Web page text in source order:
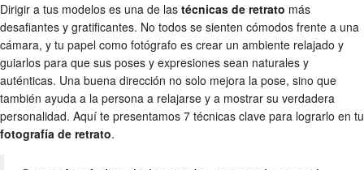
Dirigir a tus modelos es una de las técnicas de retrato más
desafiantes y gratificantes. No todos se sienten cómodos frente a una
cámara, y tu papel como fotógrafo es crear un ambiente relajado y
guiarlos para que sus poses y expresiones sean naturales y
auténticas. Una buena dirección no solo mejora la pose, sino que
también ayuda a la persona a relajarse y a mostrar su verdadera
personalidad. Aquí te presentamos 7 técnicas clave para lograrlo en tu
fotografía de retrato.